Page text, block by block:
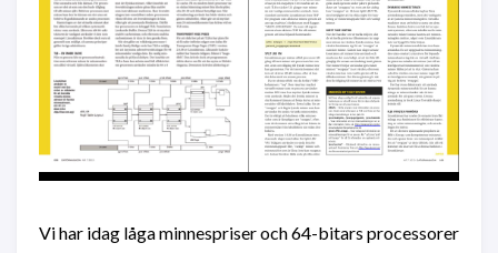
Vi har idag låga minnespriser och 64-bitars processorer